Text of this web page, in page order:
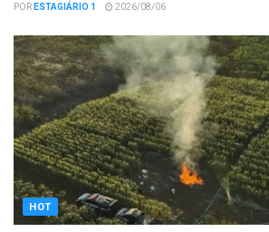
PORESTAGIÁRIO 1 2026/08/06
HOT